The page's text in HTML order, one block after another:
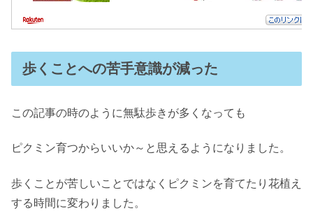
歩くことへの苦手意識が減った
この記事の時のように無駄歩きが多くなっても
ピクミン育つからいいか～と思えるようになりました。
歩くことが苦しいことではなくピクミンを育てたり花植え
する時間に変わりました。